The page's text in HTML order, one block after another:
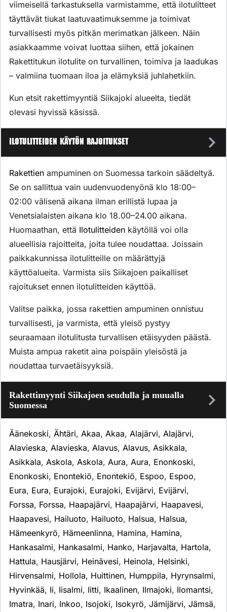
viimeisellä tarkastuksella varmistamme, että ilotulitteet
täyttävät tiukat laatuvaatimuksemme ja toimivat
turvallisesti myös pitkän merimatkan jälkeen. Näin
asiakkaamme voivat luottaa siihen, että jokainen
Rakettitukun ilotulite on turvallinen, toimiva ja laadukas
– valmiina tuomaan iloa ja elämyksiä juhlahetkiin.
Kun etsit rakettimyyntiä Siikajoki alueelta, tiedät
olevasi hyvissä käsissä.
Ilotulitteiden käytön rajoitukset
Rakettien ampuminen on Suomessa tarkoin säädeltyä.
Se on sallittua vain uudenvuodenyönä klo 18:00–
02:00 välisenä aikana ilman erillistä lupaa ja
Venetsialaisten aikana klo 18.00–24.00 aikana.
Huomaathan, että Ilotulitteiden käytöllä voi olla
alueellisia rajoitteita, joita tulee noudattaa. Joissain
paikkakunnissa ilotulitteille on määrättyjä
käyttöalueita. Varmista siis Siikajoen paikalliset
rajoitukset ennen ilotulitteiden käyttöä.
Valitse paikka, jossa rakettien ampuminen onnistuu
turvallisesti, ja varmista, että yleisö pystyy
seuraamaan ilotulitusta turvallisen etäisyyden päästä.
Muista ampua raketit aina poispäin yleisöstä ja
noudattaa turvaetäisyyksiä.
Rakettimyynti Siikajoen seudulla ja muualla
Suomessa
Äänekoski, Ähtäri, Akaa, Akaa, Alajärvi, Alajärvi,
Alavieska, Alavieska, Alavus, Alavus, Asikkala,
Asikkala, Askola, Askola, Aura, Aura, Enonkoski,
Enonkoski, Enontekiö, Enontekiö, Espoo, Espoo,
Eura, Eura, Eurajoki, Eurajoki, Evijärvi, Evijärvi,
Forssa, Forssa, Haapajärvi, Haapajärvi, Haapavesi,
Haapavesi, Hailuoto, Hailuoto, Halsua, Halsua,
Hämeenkyrö, Hämeenlinna, Hamina, Hamina,
Hankasalmi, Hankasalmi, Hanko, Harjavalta, Hartola,
Hattula, Hausjärvi, Heinävesi, Heinola, Helsinki,
Hirvensalmi, Hollola, Huittinen, Humppila, Hyrynsalmi,
Hyvinkää, Ii, Iisalmi, Iitti, Ikaalinen, Ilmajoki, Ilomantsi,
Imatra, Inari, Inkoo, Isojoki, Isokyrö, Jämijärvi, Jämsä,